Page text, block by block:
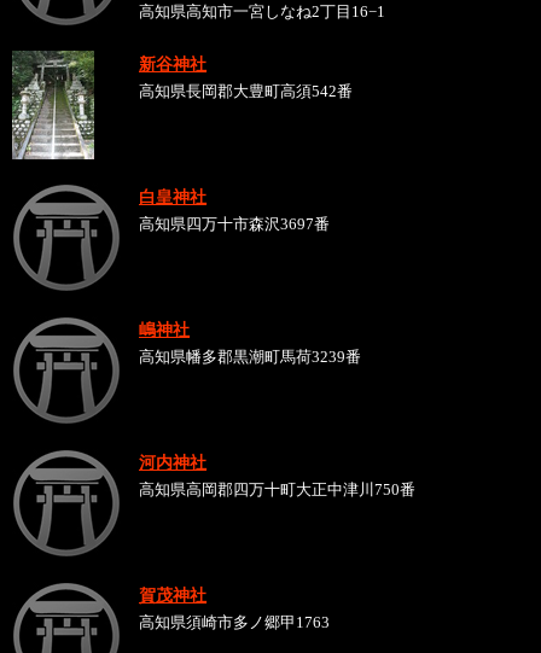
高知県高知市一宮しなね2丁目16−1
新谷神社
高知県長岡郡大豊町高須542番
白皇神社
高知県四万十市森沢3697番
嶋神社
高知県幡多郡黒潮町馬荷3239番
河内神社
高知県高岡郡四万十町大正中津川750番
賀茂神社
高知県須崎市多ノ郷甲1763